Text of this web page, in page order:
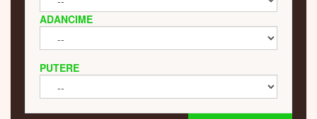
ADANCIME
PUTERE